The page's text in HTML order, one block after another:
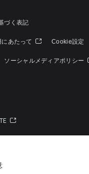
づく表記
あたって Cookie設定
ソーシャルメディアポリシー